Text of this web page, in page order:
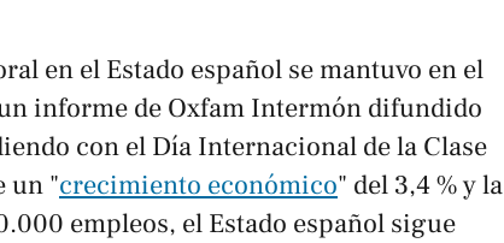
en el Estado español se mantuvo en el
informe de Oxfam Intermón difundido
con el Día Internacional de la Clase
un "crecimiento económico" del 3,4 % y la
empleos, el Estado español sigue